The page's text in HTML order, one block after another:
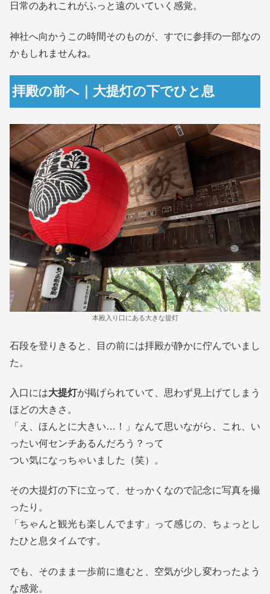
日常のあれこれがふっと遠のいていく感覚。
神社へ向かうこの時間そのものが、すでに参拝の一部なの
かもしれませんね。
拝殿の前へ｜大提灯の下でひと息
本殿入り口にある大きな提灯
石段を登りきると、目の前には拝殿が静かに佇んでいまし
た。
入口には大提灯が掲げられていて、思わず見上げてしまう
ほどの大きさ。
「え、ほんとに大きい…！」なんて思いながら、これ、い
ったい何センチあるんだろう？って
つい気になっちゃいました（笑）。
その大提灯の下に立って、せっかくなので記念に写真を撮
ったり。
「ちゃんと観光も楽しんでます」って感じの、ちょっとし
たひと息タイムです。
でも、そのまま一歩前に進むと、空気が少し変わったよう
な感覚。